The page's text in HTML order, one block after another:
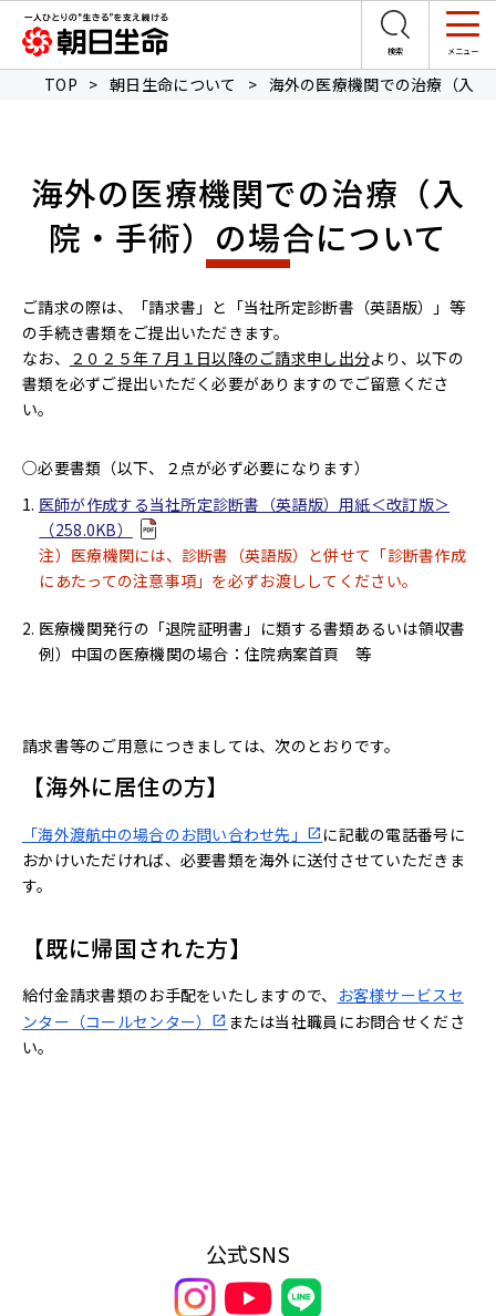
TOP > 朝日生命について > 海外の医療機関での治療（入
海外の医療機関での治療（入
院・手術）の場合について
ご請求の際は、「請求書」と「当社所定診断書（英語版）」等
の手続き書類をご提出いただきます。
なお、 ２０２５年７月１日以降のご請求申し出分より、以下の
書類を必ずご提出いただく必要がありますのでご留意くださ
い。
○必要書類（以下、２点が必ず必要になります）
医師が作成する当社所定診断書（英語版）用紙＜改訂版＞
（258.0KB）
注）医療機関には、診断書（英語版）と併せて「診断書作成
にあたっての注意事項」を必ずお渡ししてください。
医療機関発行の「退院証明書」に類する書類あるいは領収書
例）中国の医療機関の場合：住院病案首頁 等
請求書等のご用意につきましては、次のとおりです。
【海外に居住の方】
「海外渡航中の場合のお問い合わせ先」
に記載の電話番号に
おかけいただければ、必要書類を海外に送付させていただきま
す。
【既に帰国された方】
給付金請求書類のお手配をいたしますので、 お客様サービスセ
ンター（コールセンター）
または当社職員にお問合せくださ
い。
公式SNS